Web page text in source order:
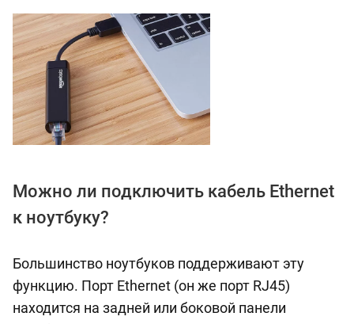
Можно ли подключить кабель Ethernet
к ноутбуку?
Большинство ноутбуков поддерживают эту
функцию. Порт Ethernet (он же порт RJ45)
находится на задней или боковой панели